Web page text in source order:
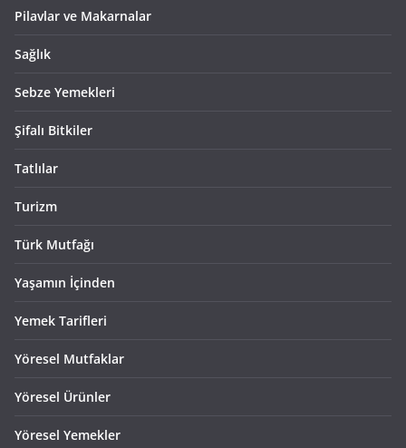
Pilavlar ve Makarnalar
Sağlık
Sebze Yemekleri
Şifalı Bitkiler
Tatlılar
Turizm
Türk Mutfağı
Yaşamın İçinden
Yemek Tarifleri
Yöresel Mutfaklar
Yöresel Ürünler
Yöresel Yemekler